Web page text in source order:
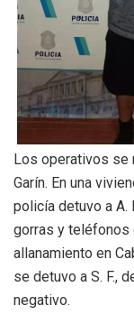
Los operativos se
Garín. En una
policía detuvo a A.
gorras y teléfonos
allanamiento en
se detuvo a S. F.,
negativo.